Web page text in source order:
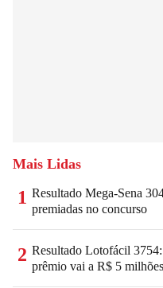
Mais Lidas
1 Resultado Mega-Sena
premiadas no concurso
2 Resultado Lotofácil 3754:
prêmio vai a R$ 5 milhões